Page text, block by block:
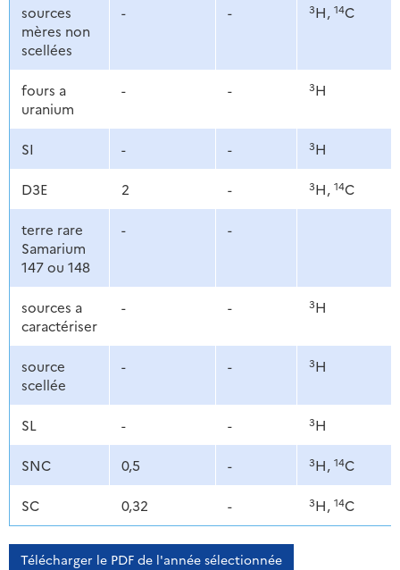
sources
mères non
scellées
- - 3H, 14C
fours a
uranium
- - 3H
SI - - 3H
D3E 2 - 3H, 14C
terre rare
Samarium
147 ou 148
- -
sources a
caractériser
- - 3H
source
scellée
- - 3H
SL - - 3H
SNC 0,5 - 3H, 14C
SC 0,32 - 3H, 14C
Télécharger le PDF de l'année sélectionnée